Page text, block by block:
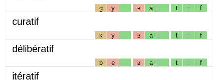
g y ʁ a t i f
curatif
k y ʁ a t i f
délibératif
b e ʁ a t i f
itératif